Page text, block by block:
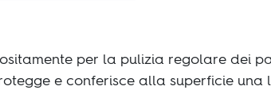
per la pulizia regolare dei
e conferisce alla superficie una